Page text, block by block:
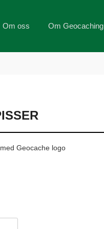
Om oss Om Geocaching
Geocache logo